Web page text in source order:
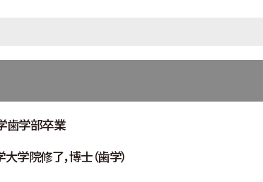
歯学部卒業
学院修了，博士（歯学）